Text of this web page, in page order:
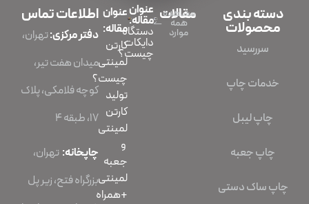
دسته بندی
محصولات
سررسید
خدمات چاپ
چاپ لیبل
چاپ جعبه
چاپ ساک دستی
مقالات
مشاهده
همه
موارد
عنوان
مقاله:
دستگاه
دایکات
چیست؟
عنوان
مقاله:
کارتن
لمینتی
چیست؟
تولید
کارتن
لمینتی
و
جعبه
لمینتی
+همراه
اطلاعات تماس
دفتر مرکزی:تهران،
میدان هفت تیر،
کوچه فلامکی، پلاک
۱۷، طبقه ۴
چاپخانه: تهران،
بزرگراه فتح، زیر پل